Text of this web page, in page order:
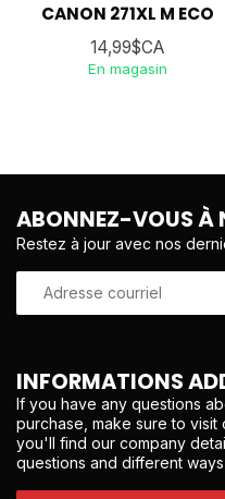
CANON 271XL M ECO
14,99$CA
En magasin
INFORMATIONS
If you have any questions
purchase, make sure to
you'll find our company
questions and different
ABONNEZ-VOUS À
Restez à jour avec nos